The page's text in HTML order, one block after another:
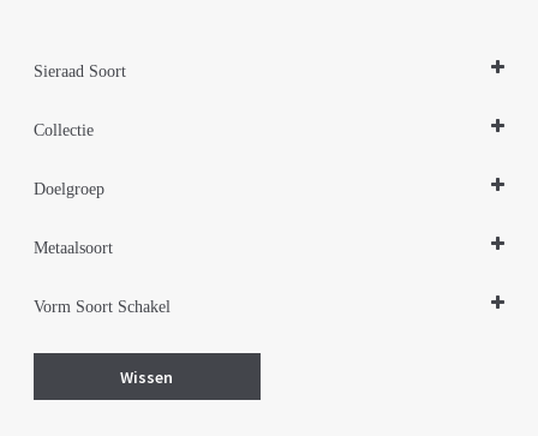
Sieraad Soort
Collectie
Doelgroep
Kindersieraden
Metaalsoort
Vorm Soort Schakel
Wissen